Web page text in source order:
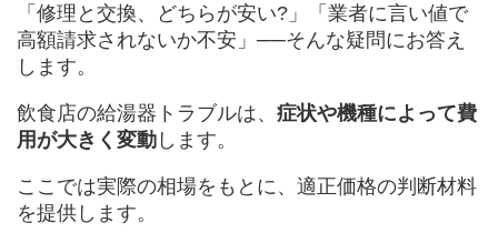
「修理と交換、どちらが安い?」「業者に言い値で
高額請求されないか不安」──そんな疑問にお答え
します。
飲食店の給湯器トラブルは、 症状や機種によって費
用が大きく変動 します。
ここでは実際の相場をもとに、適正価格の判断材料
を提供します。